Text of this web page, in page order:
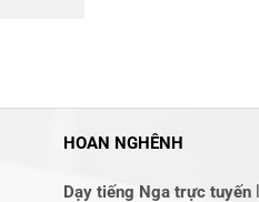
HOAN NGHÊNH
Dạy tiếng Nga trực tuyến